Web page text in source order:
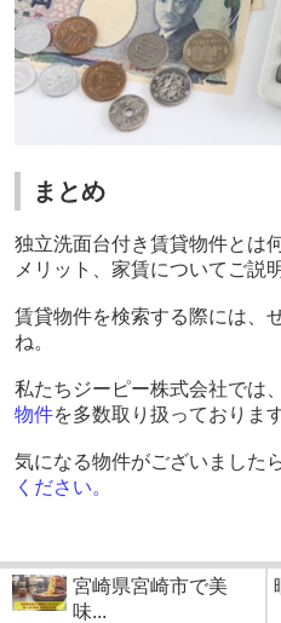
まとめ
独立洗面台付き賃貸物件とは
メリット、家賃についてご説
賃貸物件を検索する際には、
ね。
私たちジーピー株式会社では、
物件を多数取り扱っております
気になる物件がございました
ください。
宮崎県宮崎市で美
味...